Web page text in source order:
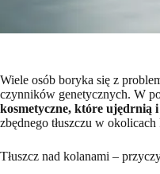
Wiele osób boryka się z
czynników genetycznych. W
kosmetyczne, które ujędrnią i
zbędnego tłuszczu w okolicach
Tłuszcz nad kolanami –